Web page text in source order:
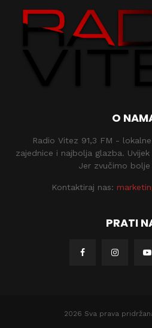
O
Radio Vitez 91,3 FM -
zajednice i najbolja glazba.
Jer zvučimo
Kontaktiraj nas:
PRATI
2026 Sva prava